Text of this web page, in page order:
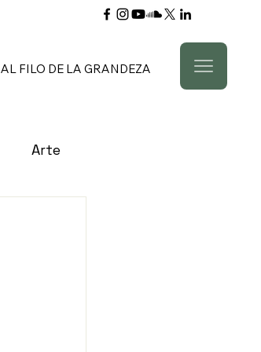
AL FILO DE LA GRANDEZA
Arte